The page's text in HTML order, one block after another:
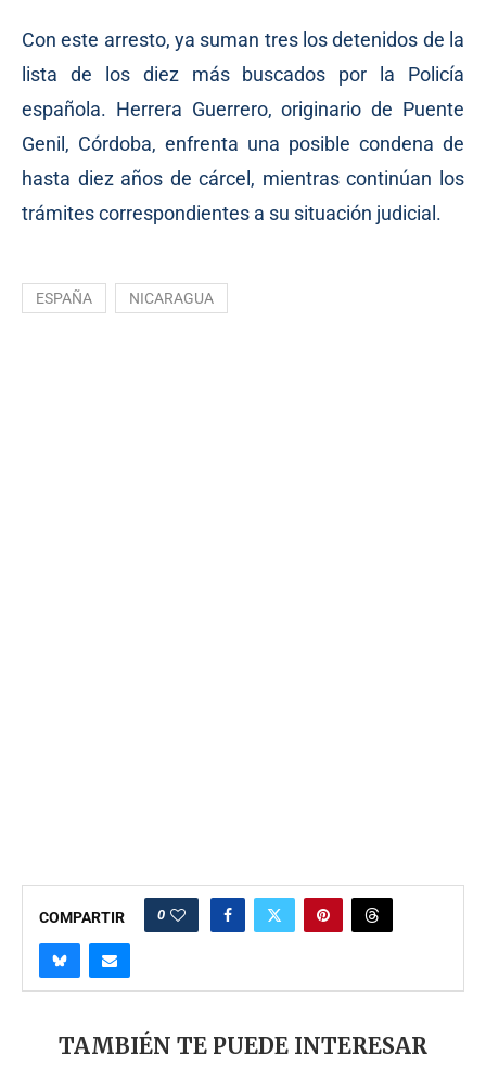
Con este arresto, ya suman tres los detenidos de la
lista de los diez más buscados por la Policía
española. Herrera Guerrero, originario de Puente
Genil, Córdoba, enfrenta una posible condena de
hasta diez años de cárcel, mientras continúan los
trámites correspondientes a su situación judicial.
ESPAÑA NICARAGUA
COMPARTIR 0
TAMBIÉN TE PUEDE INTERESAR